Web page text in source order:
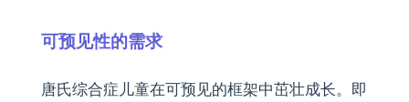
可预见性的需求
唐氏综合症儿童在可预见的框架中茁壮成长。即